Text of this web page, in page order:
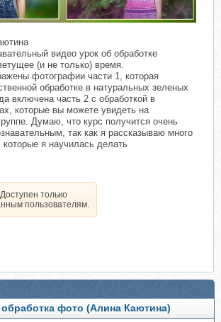
видео урок об обработке
(и не только) время.
фотографии части 1, которая
обработке в натуральных зеленых
включена часть 2 с обработкой в
которые вы можете увидеть на
Думаю, что курс получится очень
так как я рассказываю много
я научилась делать
только
пользователям.
фото (Алина Каютина)